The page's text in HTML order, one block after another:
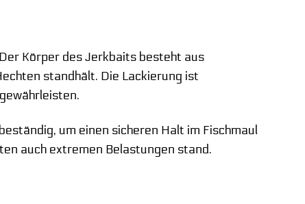
Körper des Jerkbaits besteht aus
standhält. Die Lackierung ist
um einen sicheren Halt im Fischmaul
auch extremen Belastungen stand.